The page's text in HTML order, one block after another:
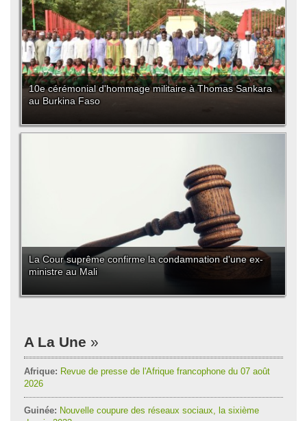
10e cérémonial d'hommage militaire à Thomas Sankara
au Burkina Faso
La Cour suprême confirme la condamnation d'une ex-
ministre au Mali
A La Une
Afrique: Revue de presse de l'Afrique francophone du 07 août
2026
Guinée: Nouvelle coupure des réseaux sociaux, la sixième